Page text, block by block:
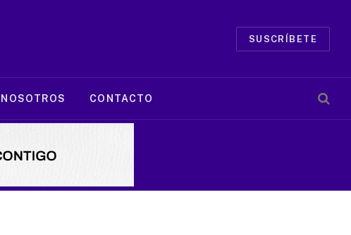
SUSCRÍBETE
NOSOTROS CONTACTO